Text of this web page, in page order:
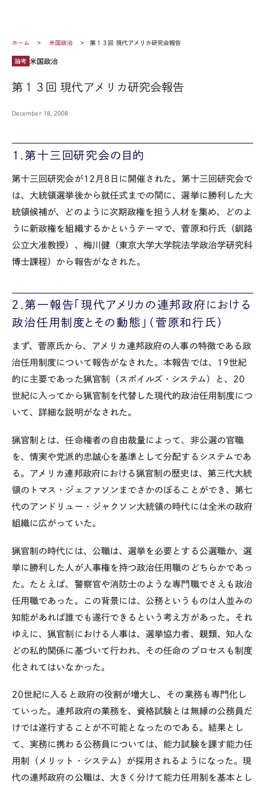
ホーム 米国政治 第１３回 現代アメリカ研究会報告
論考 米国政治
第１３回 現代アメリカ研究会報告
December 18, 2008
１.第十三回研究会の目的
第十三回研究会が12月8日に開催された。第十三回研究会で
は、大統領選挙後から就任式までの間に、選挙に勝利した大
統領候補が、どのように次期政権を担う人材を集め、どのよ
うに新政権を組織するかというテーマで、菅原和行氏（釧路
公立大准教授）、梅川健（東京大学大学院法学政治学研究科
博士課程）から報告がなされた。
２.第一報告「現代アメリカの連邦政府における
政治任用制度とその動態」（菅原和行氏）
まず、菅原氏から、アメリカ連邦政府の人事の特徴である政
治任用制度について報告がなされた。本報告では、19世紀
的に主要であった猟官制（スポイルズ・システム）と、20
世紀に入ってから猟官制を代替した現代的政治任用制度につ
いて、詳細な説明がなされた。
猟官制とは、任命権者の自由裁量によって、非公選の官職
を、情実や党派的忠誠心を基準として分配するシステムであ
る。アメリカ連邦政府における猟官制の歴史は、第三代大統
領のトマス・ジェファソンまでさかのぼることができ、第七
代のアンドリュー・ジャクソン大統領の時代には全米の政府
組織に広がっていた。
猟官制の時代には、公職は、選挙を必要とする公選職か、選
挙に勝利した人が人事権を持つ政治任用職のどちらかであっ
た。たとえば、警察官や消防士のような専門職でさえも政治
任用職であった。この背景には、公務というものは人並みの
知能があれば誰でも遂行できるという考え方があった。それ
ゆえに、猟官制における人事は、選挙協力者、親類、知人な
どの私的関係に基づいて行われ、その任命のプロセスも制度
化されてはいなかった。
20世紀に入ると政府の役割が増大し、その業務も専門化し
ていった。連邦政府の業務を、資格試験とは無縁の公務員だ
けでは遂行することが不可能となったのである。結果とし
て、実務に携わる公務員については、能力試験を課す能力任
用制（メリット・システム）が採用されるようになった。現
代の連邦政府の公職は、大きく分けて能力任用制を基本とし